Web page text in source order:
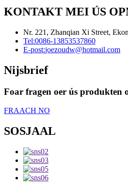
KONTAKT MEI ÚS
Nr. 221, Zhanqian Xi Street,
Tel:0086-13853537860
E-post:joezoudw@hotmail.com
Nijsbrief
Foar fragen oer ús produkten
FRAACH NO
SOSJAAL